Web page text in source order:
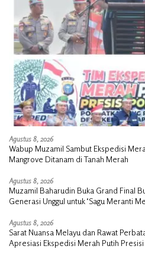
Agustus 8, 2026
Wabup Muzamil Sambut Ekspedisi
Mangrove Ditanam di Tanah Merah
Agustus 8, 2026
Muzamil Baharudin Buka Grand Final
Generasi Unggul untuk ‘Sagu Meranti
Agustus 8, 2026
Sarat Nuansa Melayu dan Rawat
Apresiasi Ekspedisi Merah Putih Presisi